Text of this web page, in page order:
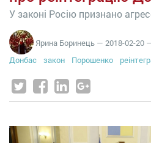
У законі Росію признано
Ярина Боринець — 2018-02-20
Донбас
закон Порошенко